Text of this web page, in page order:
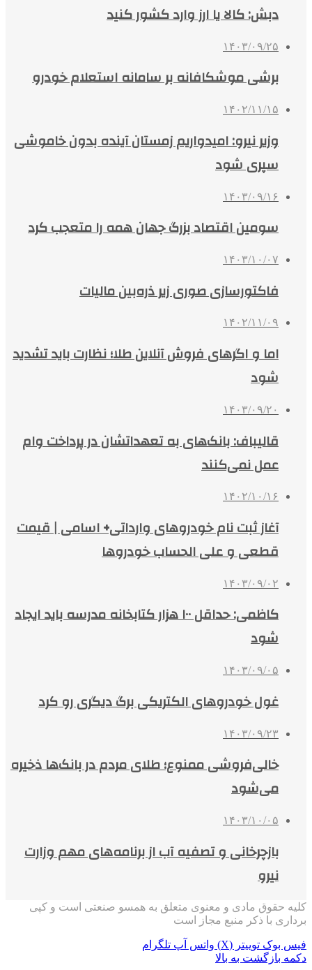
دبش: کالا یا ارز وارد کشور کنید
۱۴۰۳/۰۹/۲۵
برشی موشکافانه بر سامانه استعلام خودرو
۱۴۰۲/۱۱/۱۵
وزیر نیرو: امیدواریم زمستان آینده بدون خاموشی
سپری شود
۱۴۰۳/۰۹/۱۶
سومین اقتصاد بزرگ جهان همه را متعجب کرد
۱۴۰۳/۱۰/۰۷
فاکتورسازی صوری زیر ذره‌بین مالیات
۱۴۰۲/۱۱/۰۹
اما و اگرهای فروش آنلاین طلا؛ نظارت باید تشدید
شود
۱۴۰۳/۰۹/۲۰
قالیباف: بانک‌های به تعهداتشان در پرداخت وام
عمل نمی‌کنند
۱۴۰۲/۱۰/۱۶
آغاز ثبت نام خودروهای وارداتی+ اسامی | قیمت
قطعی و علی الحساب خودروها
۱۴۰۳/۰۹/۰۲
کاظمی: حداقل ۱۰۰ هزار کتابخانه مدرسه باید ایجاد
شود
۱۴۰۳/۰۹/۰۵
غول خودروهای الکتریکی برگ دیگری رو کرد
۱۴۰۳/۰۹/۲۳
خالی‌فروشی ممنوع؛ طلای مردم در بانک‌ها ذخیره
می‌شود
۱۴۰۳/۱۰/۰۵
بازچرخانی و تصفیه آب از برنامه‌های مهم وزارت
نیرو
کلیه حقوق مادی و معنوی متعلق به همسو صنعتی است و کپی
برداری با ذکر منبع مجاز است
فیس بوک توییتر (X) واتس آپ تلگرام
دکمه بازگشت به بالا